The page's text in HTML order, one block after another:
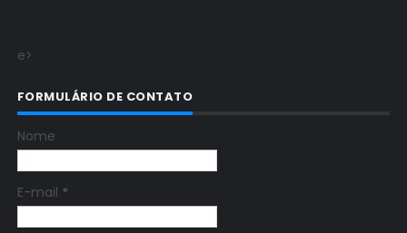
e>
FORMULÁRIO DE CONTATO
Nome
E-mail *